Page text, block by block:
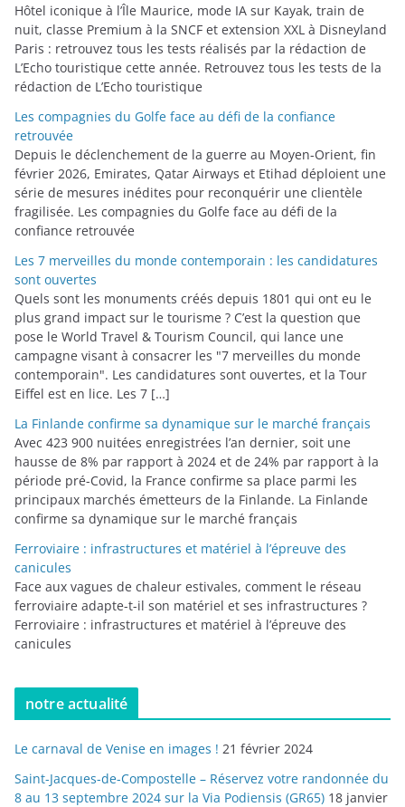
r
i
e
s
Hôtel iconique à l’Île Maurice, mode IA sur Kayak, train de
nuit, classe Premium à la SNCF et extension XXL à Disneyland
Paris : retrouvez tous les tests réalisés par la rédaction de
L’Echo touristique cette année. Retrouvez tous les tests de la
rédaction de L’Echo touristique
Les compagnies du Golfe face au défi de la confiance
retrouvée
Depuis le déclenchement de la guerre au Moyen-Orient, fin
février 2026, Emirates, Qatar Airways et Etihad déploient une
série de mesures inédites pour reconquérir une clientèle
fragilisée. Les compagnies du Golfe face au défi de la
confiance retrouvée
Les 7 merveilles du monde contemporain : les candidatures
sont ouvertes
Quels sont les monuments créés depuis 1801 qui ont eu le
plus grand impact sur le tourisme ? C’est la question que
pose le World Travel & Tourism Council, qui lance une
campagne visant à consacrer les "7 merveilles du monde
contemporain". Les candidatures sont ouvertes, et la Tour
Eiffel est en lice. Les 7 […]
La Finlande confirme sa dynamique sur le marché français
Avec 423 900 nuitées enregistrées l’an dernier, soit une
hausse de 8% par rapport à 2024 et de 24% par rapport à la
période pré-Covid, la France confirme sa place parmi les
principaux marchés émetteurs de la Finlande. La Finlande
confirme sa dynamique sur le marché français
Ferroviaire : infrastructures et matériel à l’épreuve des
canicules
Face aux vagues de chaleur estivales, comment le réseau
ferroviaire adapte-t-il son matériel et ses infrastructures ?
Ferroviaire : infrastructures et matériel à l’épreuve des
canicules
notre actualité
Le carnaval de Venise en images ! 21 février 2024
Saint-Jacques-de-Compostelle – Réservez votre randonnée du
8 au 13 septembre 2024 sur la Via Podiensis (GR65) 18 janvier